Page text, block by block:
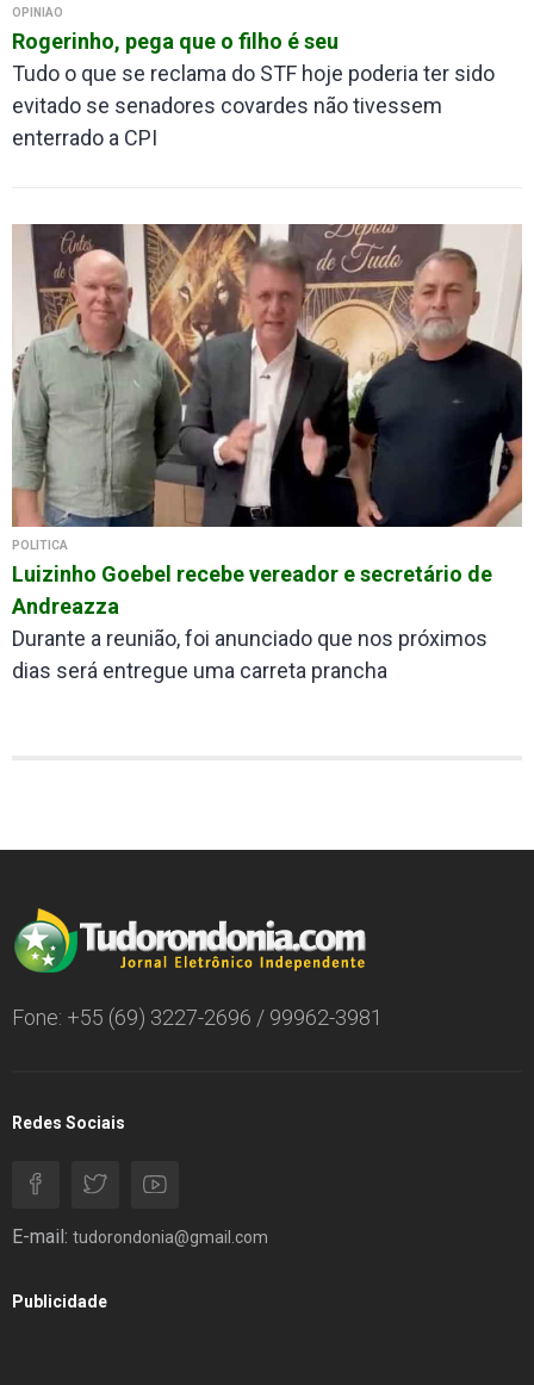
OPINIÃO
Rogerinho, pega que o filho é seu
Tudo o que se reclama do STF hoje poderia ter sido
evitado se senadores covardes não tivessem
enterrado a CPI
POLÍTICA
Luizinho Goebel recebe vereador e secretário de
Andreazza
Durante a reunião, foi anunciado que nos próximos
dias será entregue uma carreta prancha
Fone: +55 (69) 3227-2696 / 99962-3981
Redes Sociais
E-mail: tudorondonia@gmail.com
Publicidade